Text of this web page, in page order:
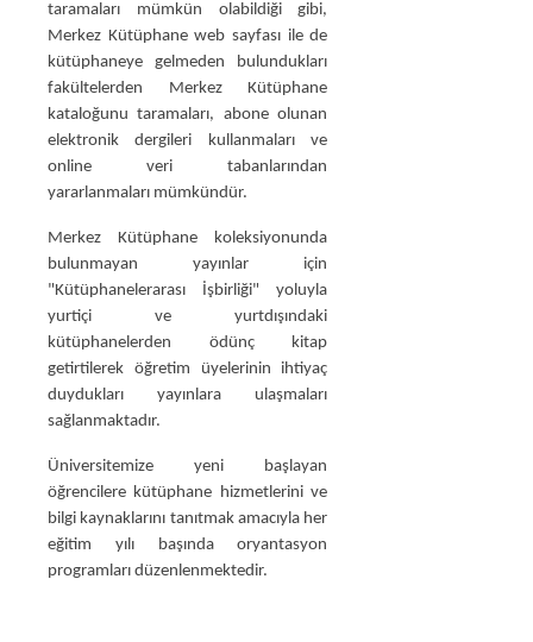
taramaları mümkün olabildiği gibi,
Merkez Kütüphane web sayfası ile de
kütüphaneye gelmeden bulundukları
fakültelerden Merkez Kütüphane
kataloğunu taramaları, abone olunan
elektronik dergileri kullanmaları ve
online veri tabanlarından
yararlanmaları mümkündür.
Merkez Kütüphane koleksiyonunda
bulunmayan yayınlar için
"Kütüphanelerarası İşbirliği" yoluyla
yurtiçi ve yurtdışındaki
kütüphanelerden ödünç kitap
getirtilerek öğretim üyelerinin ihtiyaç
duydukları yayınlara ulaşmaları
sağlanmaktadır.
Üniversitemize yeni başlayan
öğrencilere kütüphane hizmetlerini ve
bilgi kaynaklarını tanıtmak amacıyla her
eğitim yılı başında oryantasyon
programları düzenlenmektedir.